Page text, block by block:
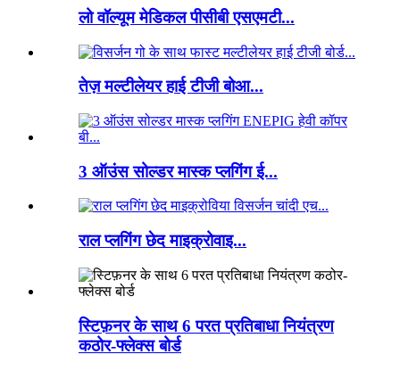
लो वॉल्यूम मेडिकल पीसीबी एसएमटी...
तेज़ मल्टीलेयर हाई टीजी बोआ...
3 ऑउंस सोल्डर मास्क प्लगिंग ई...
राल प्लगिंग छेद माइक्रोवाइ...
स्टिफ़नर के साथ 6 परत प्रतिबाधा नियंत्रण
कठोर-फ्लेक्स बोर्ड